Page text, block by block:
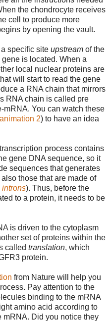
the chondrocyte receives
cell to produce more
by opening the vault.
specific site upstream of the
gene is located. When a
local nuclear proteins are
will start to read the gene
a RNA chain that mirrors
RNA chain is called pre
mRNA. You can watch these
animation 2) to have an idea
process contains
gene DNA sequence, so it
sequences that generates
also those that are made of
introns). Thus, before the
to a protein, it needs to be
is driven to the cytoplasm
set of proteins within the
called translation, which
protein.
from Nature will help you
Pay attention to the
binding to the mRNA
amino acid according to
mRNA. Did you notice they